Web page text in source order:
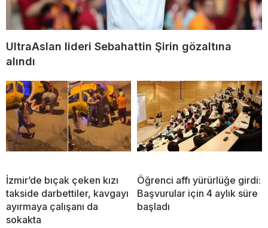
UltraAslan lideri Sebahattin Şirin gözaltına
alındı
İzmir’de bıçak çeken kızı
takside darbettiler, kavgayı
ayırmaya çalışanı da
sokakta
Öğrenci affı yürürlüğe girdi:
Başvurular için 4 aylık süre
başladı